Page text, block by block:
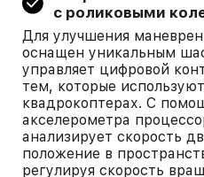
с роликовыми
Для улучшения
оснащен уникальным
управляет цифровой
тем, которые
квадрокоптерах. С
акселерометра
анализирует скорость
положение в
регулируя скорость